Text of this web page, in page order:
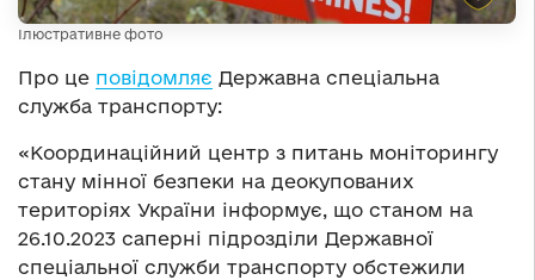
Ілюстративне фото
Про це повідомляє Державна спеціальна
служба транспорту:
«Координаційний центр з питань моніторингу
стану мінної безпеки на деокупованих
територіях України інформує, що станом на
26.10.2023 саперні підрозділи Державної
спеціальної служби транспорту обстежили